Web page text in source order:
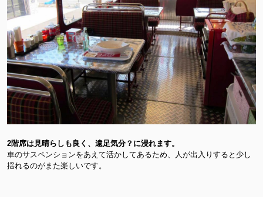
2階席は見晴らしも良く、遠足気分？に浸れます。
車のサスペンションをあえて活かしてあるため、人が出入りすると少し
揺れるのがまた楽しいです。